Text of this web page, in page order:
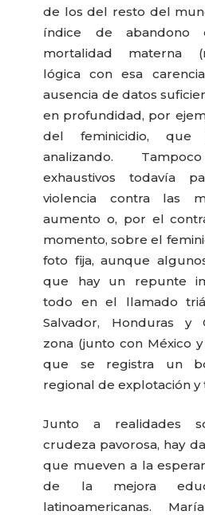
de los del resto del
índice de abandono
mortalidad materna
lógica con esa
ausencia de datos
en profundidad, por
del feminicidio,
analizando.
exhaustivos todavía
violencia contra las
aumento o, por el
momento, sobre el
foto fija, aunque
que hay un repunte
todo en el llamado
Salvador, Honduras y
zona (junto con México
que se registra un
regional de explotación y
Junto a realidades
crudeza pavorosa, hay
que mueven a la
de la mejora
latinoamericanas.